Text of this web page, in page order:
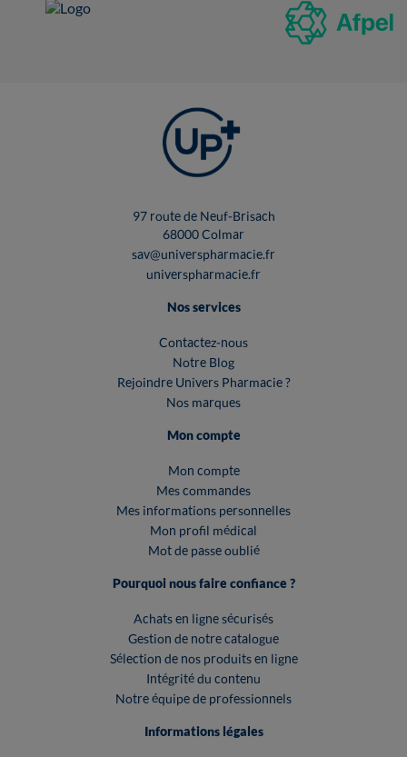
97 route de Neuf-Brisach
68000 Colmar
sav@universpharmacie.fr
universpharmacie.fr
Nos services
Contactez-nous
Notre Blog
Rejoindre Univers Pharmacie ?
Nos marques
Mon compte
Mon compte
Mes commandes
Mes informations personnelles
Mon profil médical
Mot de passe oublié
Pourquoi nous faire confiance ?
Achats en ligne sécurisés
Gestion de notre catalogue
Sélection de nos produits en ligne
Intégrité du contenu
Notre équipe de professionnels
Informations légales